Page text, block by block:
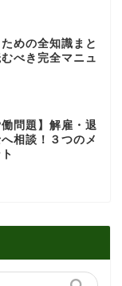
めの全知識まと
べき完全マニュ
働問題】解雇・退
相談！３つのメ